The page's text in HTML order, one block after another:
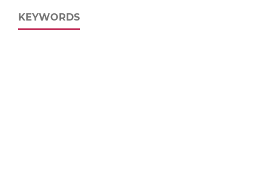
KEYWORDS